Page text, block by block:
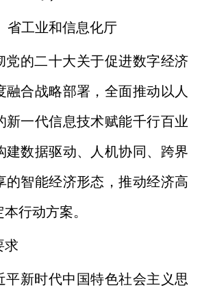
省工业和信息化厅
党的二十大关于促进数字经济
融合战略部署，全面推动以人
新一代信息技术赋能千行百业
建数据驱动、人机协同、跨界
的智能经济形态，推动经济高
行动方案。
求
平新时代中国特色社会主义思